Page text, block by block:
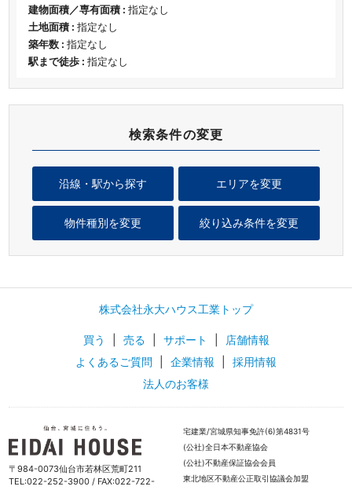
検索条件の変更
エリアを変更
沿線・駅から探す
物件種別を変更 絞り込み条件を変更
建物面積／専有面積 : 指定なし
土地面積 : 指定なし
築年数 : 指定なし
駅まで徒歩 : 指定なし
株式会社永大ハウス工業トップ
買う 売る サポート
店舗情報
よくあるご質問
企業情報
採用情報
法人のお客様
〒984-0073仙台市若林区荒町211
TEL:022-252-3900 / FAX:022-722-
宅建業/宮城県知事免許(6)第4831号
(公社)全日本不動産協会
(公社)不動産保証協会会員
東北地区不動産公正取引協議会加盟